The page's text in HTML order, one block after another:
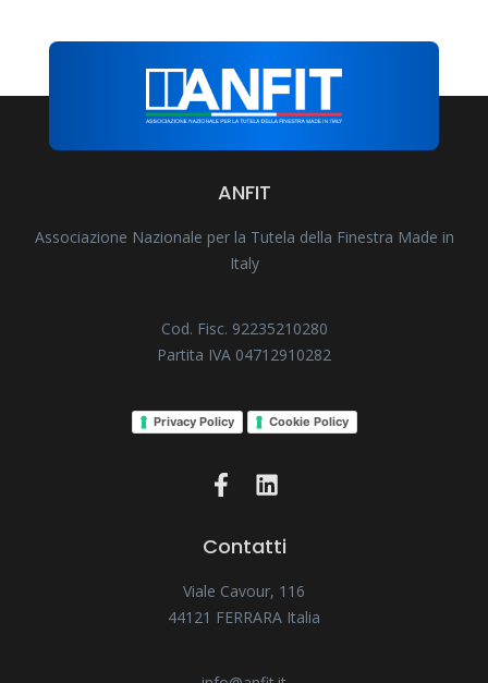
ANFIT
Associazione Nazionale per la Tutela della Finestra Made in
Italy
Cod. Fisc. 92235210280
Partita IVA 04712910282
Privacy Policy Cookie Policy
Contatti
Viale Cavour, 116
44121 FERRARA Italia